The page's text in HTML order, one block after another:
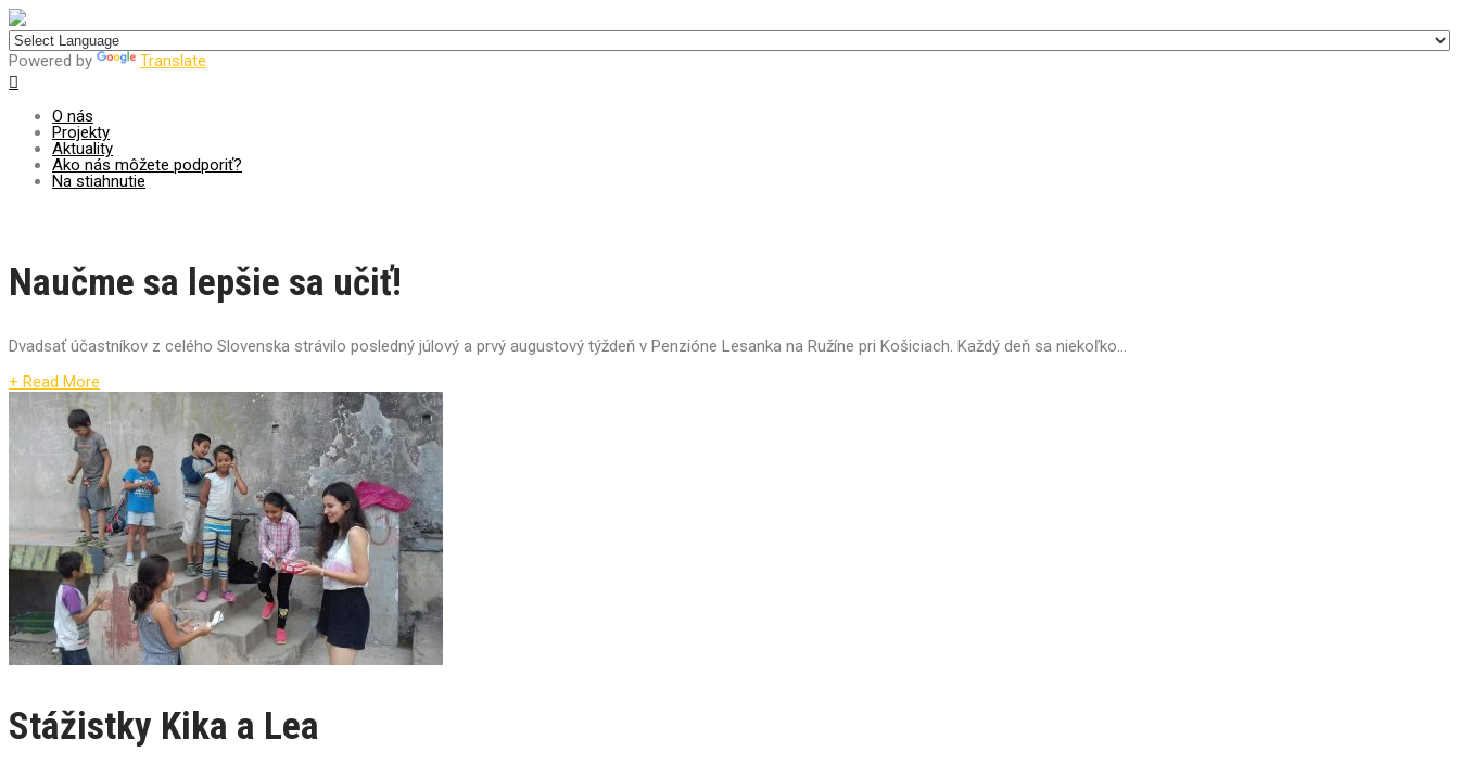
Powered by Translate
O nás
Projekty
Aktuality
Ako nás môžete podporiť?
Na stiahnutie
Naučme sa lepšie sa učiť!
Dvadsať účastníkov z celého Slovenska strávilo posledný júlový a prvý augustový týždeň v Penzióne Lesanka na Ružíne pri Košiciach. Každý deň sa niekoľko...
+ Read More
Stážistky Kika a Lea